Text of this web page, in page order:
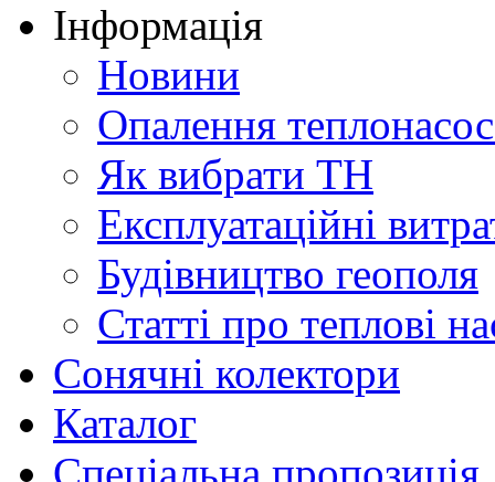
Інформація
Новини
Опалення
Як вибрати ТН
Експлуатаційні
Будівництво геополя
Статті про теплові
Сонячні колектори
Каталог